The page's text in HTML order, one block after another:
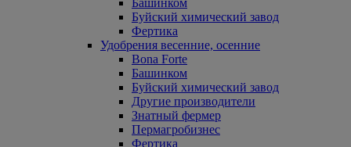
Башинком
Буйский химический завод
Фертика
Удобрения весенние, осенние
Bona Forte
Башинком
Буйский химический завод
Другие производители
Знатный фермер
Пермагробизнес
Фертика